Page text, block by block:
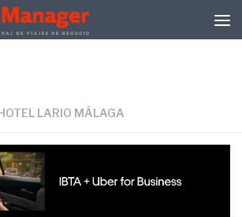
LARIO MÁLAGA